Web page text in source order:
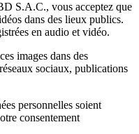
S.A.C., vous acceptez que
dans des lieux publics.
en audio et vidéo.
images dans des
sociaux, publications
personnelles soient
consentement